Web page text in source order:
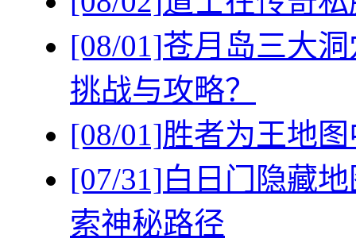
[08/01]苍月岛三大
挑战与攻略？
[08/01]胜者为王地
[07/31]白日门隐藏
索神秘路径